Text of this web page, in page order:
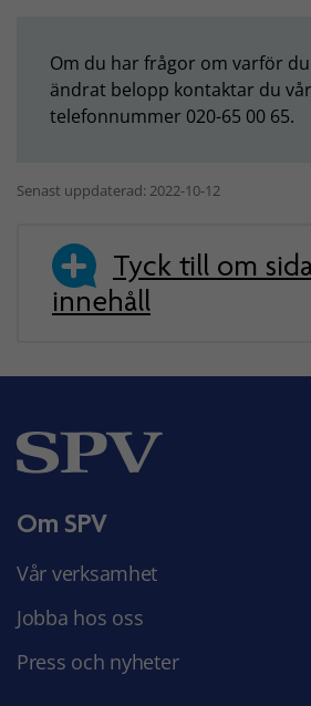
Om du har frågor om varför
ändrat belopp kontaktar du
telefonnummer 020-65 00 65.
Senast uppdaterad: 2022-10-12
Tyck till om
innehåll
Om SPV
Vår verksamhet
Jobba hos oss
Press och nyheter